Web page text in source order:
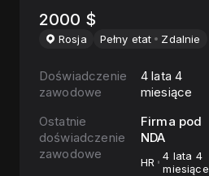
2000 $
Rosja Pełny etat Zdalnie
Doświadczenie
zawodowe
4 lata 4
miesiące
Ostatnie
doświadczenie
zawodowe
Firma pod
NDA
HR
4 lata 4
miesiące